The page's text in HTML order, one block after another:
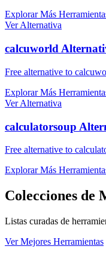
Explorar Más
Ver Alternativa
calcuworld
Free alternative to
Explorar Más
Ver Alternativa
calculatorsoup
Free alternative to
Explorar Más
Colecciones de
Listas curadas de
Ver Mejores Herramientas